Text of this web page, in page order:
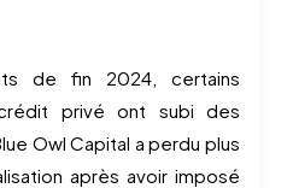
de fin 2024, certains
privé ont subi des
Owl Capital a perdu plus
après avoir imposé